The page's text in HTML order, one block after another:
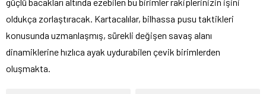
oldukça zorlaştıracak. Kartacalılar, bilhassa pusu taktikleri
konusunda uzmanlaşmış, sürekli değişen savaş alanı
dinamiklerine hızlıca ayak uydurabilen çevik birimlerden
oluşmakta.